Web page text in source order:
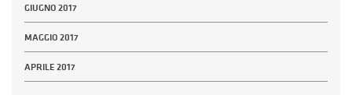
GIUGNO 2017
MAGGIO 2017
APRILE 2017